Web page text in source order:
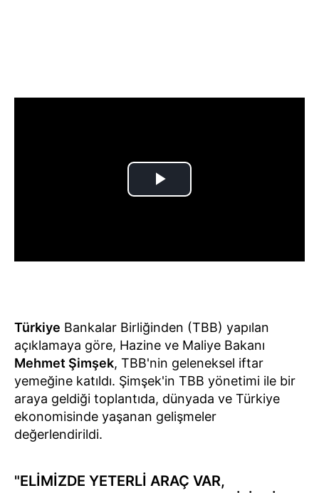
Türkiye Bankalar Birliğinden (TBB) yapılan
açıklamaya göre, Hazine ve Maliye Bakanı
Mehmet Şimşek, TBB'nin geleneksel iftar
yemeğine katıldı. Şimşek'in TBB yönetimi ile bir
araya geldiği toplantıda, dünyada ve Türkiye
ekonomisinde yaşanan gelişmeler
değerlendirildi.
"ELİMİZDE YETERLİ ARAÇ VAR,